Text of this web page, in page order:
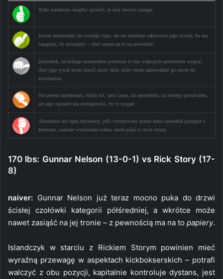
Tylko kataklizm mógłby sprawić, że mój faworyt przegra.
Jestem przekonany do swojego typu, ale nie skreślam całkowicie jego rywala, bo ma
narzędzia, by zwyciężyć – choć szanse na to są niewielkie.
Zawodnik, na którego postawiłem powinien to bez większych problemów wygrać,
choć jego rywal może stawić spory opór, który może zaprowadzić go nawet do
zwycięstwa.
Nie jestem przekonany, bliżej mi, rzecz jasna, do zawodnika, na którego postawiłem,
ale jego oponent ma umiejętności, by to wygrać.
Absolutnie nie będę zdziwiony, jeśli wytypowany przeze mnie zawodnik polegnie z
kretesem, szalenie wyrównana walka, może pójść w dwie strony.
170 lbs: Gunnar Nelson (13-0-1) vs Rick Story (17-
8)
naiver: Gunnar Nelson już teraz mocno puka do drzwi
ścisłej czołówki kategorii półśredniej, a wkrótce może
nawet zasiąść na jej tronie – z pewnością ma na to papiery.
Islandczyk w starciu z Rickiem Storym powinien mieć
wyraźną przewagę w aspektach kickbokserskich – potrafi
walczyć z obu pozycji, kapitalnie kontroluje dystans, jest